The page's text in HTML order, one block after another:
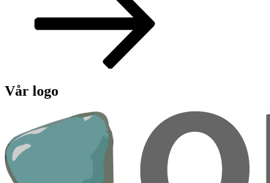
Vår logo